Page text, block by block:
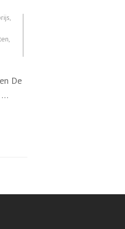
,
,
De
…